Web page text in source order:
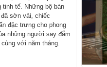
tế. Những bộ bàn
sờn vải, chiếc
đặc trưng cho phong
những người say đắm
với năm tháng.